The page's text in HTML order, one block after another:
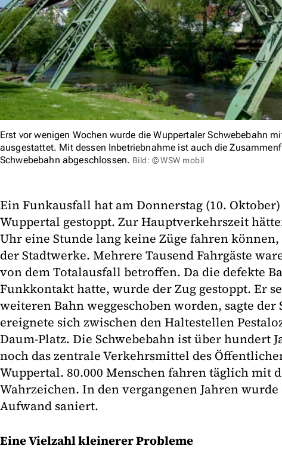
Erst vor wenigen Wochen wurde die Wuppertaler Schwebebahn
ausgestattet. Mit dessen Inbetriebnahme ist auch die
Schwebebahn abgeschlossen. Bild: © WSW mobil
Ein Funkausfall hat am Donnerstag (10.
Wuppertal gestoppt. Zur Hauptverkehrszeit
Uhr eine Stunde lang keine Züge fahren können,
der Stadtwerke. Mehrere Tausend Fahrgäste
von dem Totalausfall betroffen. Da die defekte
Funkkontakt hatte, wurde der Zug gestoppt. Er
weiteren Bahn weggeschoben worden, sagte der
ereignete sich zwischen den Haltestellen
Daum-Platz. Die Schwebebahn ist über hundert
noch das zentrale Verkehrsmittel des
Wuppertal. 80.000 Menschen fahren täglich mit
Wahrzeichen. In den vergangenen Jahren
Aufwand saniert.
Eine Vielzahl kleinerer Probleme